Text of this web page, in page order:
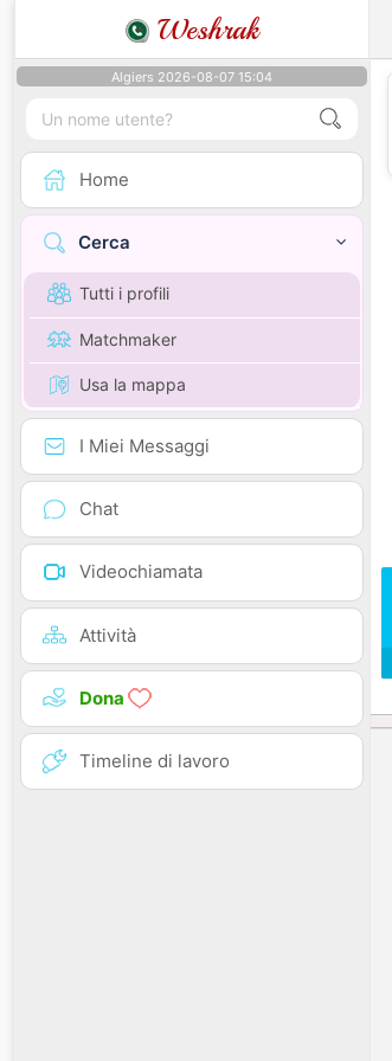
Weshrak
Algiers 2026-08-07 15:04
Home
Cerca
Tutti i profili
Matchmaker
Usa la mappa
I Miei Messaggi
Chat
Videochiamata
Attività
Dona
Timeline di lavoro